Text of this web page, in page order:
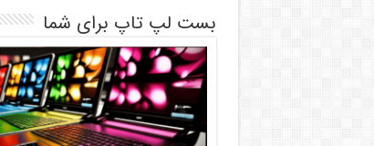
بست لپ تاپ برای شما